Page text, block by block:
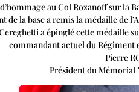
au Col Rozanoff sur la
la base a remis la médaille de
a épinglé cette médaille
commandant actuel du Régiment
Pierre
Président du